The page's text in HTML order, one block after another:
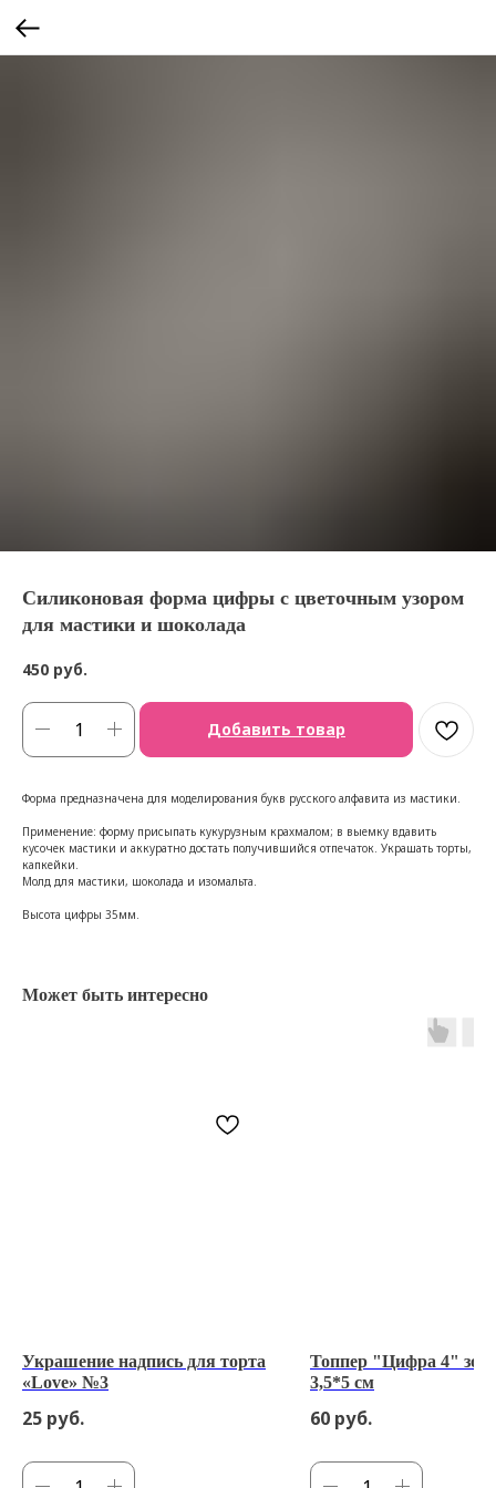
Силиконовая форма цифры с цветочным узором
для мастики и шоколада
450 руб.
Добавить товар
Форма предназначена для моделирования букв русского алфавита из мастики.
Применение: форму присыпать кукурузным крахмалом; в выемку вдавить
кусочек мастики и аккуратно достать получившийся отпечаток. Украшать торты,
капкейки.
Молд для мастики, шоколада и изомальта.
Высота цифры 35мм.
Может быть интересно
Украшение надпись для торта
«Love» №3
25 руб.
Топпер "Цифра 4"
3,5*5 см
60 руб.